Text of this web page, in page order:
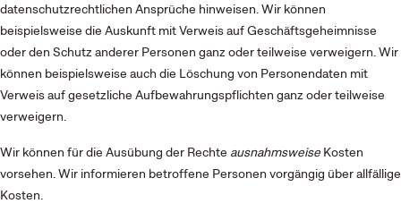
datenschutzrechtlichen Ansprüche hinweisen. Wir können
beispielsweise die Auskunft mit Verweis auf Geschäftsgeheimnisse
oder den Schutz anderer Personen ganz oder teilweise verweigern. Wir
können beispielsweise auch die Löschung von Personendaten mit
Verweis auf gesetzliche Aufbewahrungspflichten ganz oder teilweise
verweigern.
Wir können für die Ausübung der Rechte ausnahmsweise Kosten
vorsehen. Wir informieren betroffene Personen vorgängig über allfällige
Kosten.